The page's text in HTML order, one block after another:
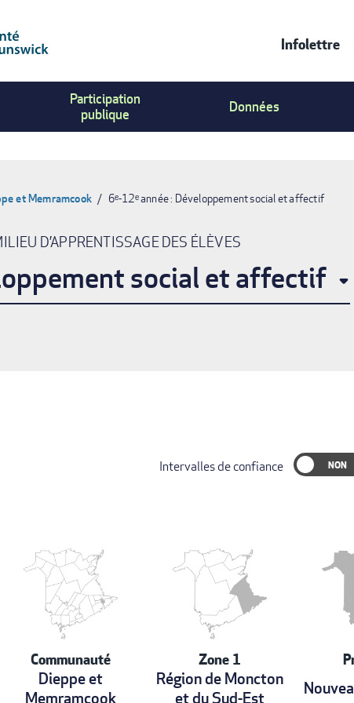
Menu
Infolettre
Participation
publique
Données
et Memramcook 6ᵉ-12ᵉ année : Développement social et affectif
D’APPRENTISSAGE DES ÉLÈVES
social et affectif
Intervalles de confiance
Communauté
Dieppe et
Memramcook
Zone 1
Région de Moncton
et du Sud-Est